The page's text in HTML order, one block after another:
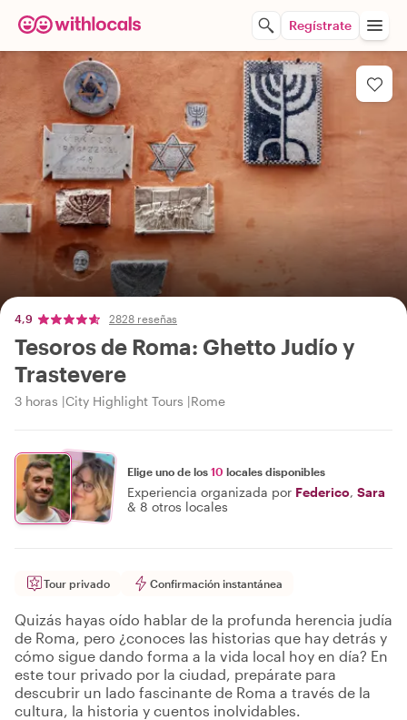
Regístrate
4,9 2828 reseñas
Tesoros de Roma: Ghetto Judío y
Trastevere
3 horas City Highlight Tours Rome
Elige uno de los 10 locales disponibles
Experiencia organizada por Federico, Sara
& 8 otros locales
Tour privado Confirmación instantánea
Quizás hayas oído hablar de la profunda herencia judía
de Roma, pero ¿conoces las historias que hay detrás y
cómo sigue dando forma a la vida local hoy en día? En
este tour privado por la ciudad, prepárate para
descubrir un lado fascinante de Roma a través de la
cultura, la historia y cuentos inolvidables.